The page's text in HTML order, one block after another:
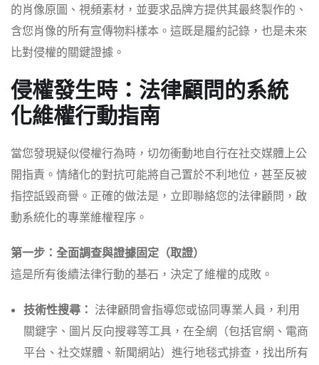
的肖像原圖、視頻素材，並要求品牌方提供其最終製作的、
含您肖像的所有宣傳物料樣本。這既是履約記錄，也是未來
比對侵權的關鍵證據。
侵權發生時：法律顧問的系統
化維權行動指南
當您發現疑似侵權行為時，切勿衝動地自行在社交媒體上公
開指責。情緒化的對抗可能將自己置於不利地位，甚至反被
指控詆毀商譽。正確的做法是，立即聯絡您的法律顧問，啟
動系統化的專業維權程序。
第一步：全面調查與證據固定（取證）
這是所有後續法律行動的基石，決定了維權的成敗。
技術性搜尋： 法律顧問會指導您或協同專業人員，利用
關鍵字、圖片反向搜尋等工具，在全網（包括官網、電商
平台、社交媒體、新聞網站）進行地毯式排查，找出所有